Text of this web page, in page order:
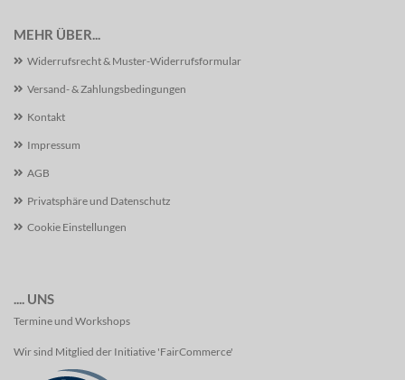
MEHR ÜBER...
Widerrufsrecht & Muster-Widerrufsformular
Versand- & Zahlungsbedingungen
Kontakt
Impressum
AGB
Privatsphäre und Datenschutz
Cookie Einstellungen
.... UNS
Termine und Workshops
Wir sind Mitglied der Initiative 'FairCommerce'